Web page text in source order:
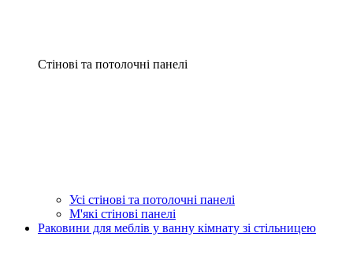
Стінові та потолочні панелі
Усі стінові та потолочні панелі
М'які стінові панелі
Раковини для меблів у ванну кімнату зі стільницею